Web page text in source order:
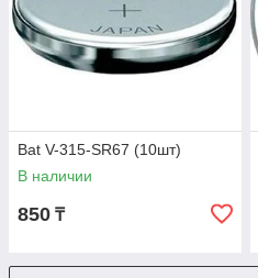
Bat V-315-SR67 (10шт)
В наличии
850 ₸